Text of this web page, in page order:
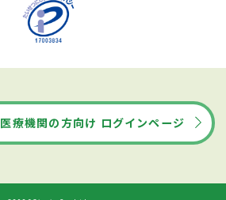
医療機関の方向け ログインページ